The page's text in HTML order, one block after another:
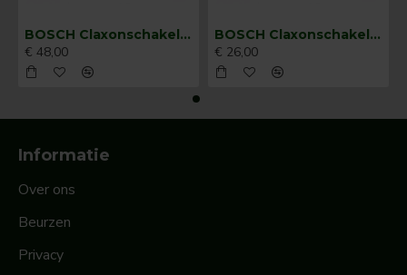
BOSCH Claxonschakelaar opbouw ⌀ 35 mm 0343013001
€ 48,00
BOSCH Claxonschakelaar opbouw ⌀26 mm 0343007001
€ 26,00
Informatie
Over ons
Beurzen
Privacy